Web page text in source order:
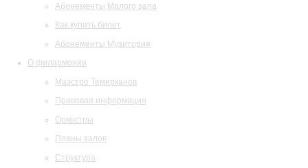
Абонементы Малого зала
Как купить билет
Абонементы Музитория
О филармонии
Маэстро Темирканов
Правовая информация
Оркестры
Планы залов
Структура